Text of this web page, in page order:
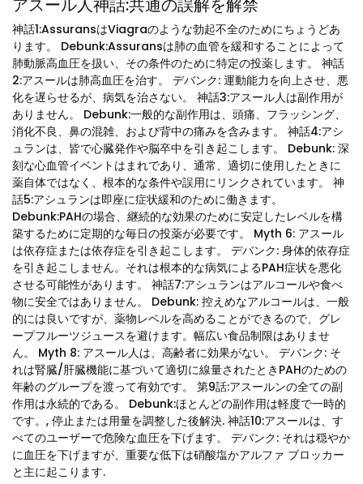
アスール人神話:共通の誤解を解禁
神話1:AssuransはViagraのような勃起不全のためにちょうどあ
ります。 Debunk:Assuransは肺の血管を緩和することによって
肺動脈高血圧を扱い、その条件のために特定の投薬します。 神話
2:アスールは肺高血圧を治す。 デバンク: 運動能力を向上させ、悪
化を遅らせるが、病気を治さない。 神話3:アスール人は副作用が
ありません。 Debunk:一般的な副作用は、頭痛、フラッシング、
消化不良、鼻の混雑、および背中の痛みを含みます。 神話4:アシ
ュランは、皆で心臓発作や脳卒中を引き起こします。 Debunk: 深
刻な心血管イベントはまれであり、通常、適切に使用したときに
薬自体ではなく、根本的な条件や誤用にリンクされています。 神
話5:アシュランは即座に症状緩和のために働きます。
Debunk:PAHの場合、継続的な効果のために安定したレベルを構
築するために定期的な毎日の投薬が必要です。 Myth 6: アスール
は依存症または依存症を引き起こします。 デバンク: 身体的依存症
を引き起こしません。それは根本的な病気によるPAH症状を悪化
させる可能性があります。 神話7:アシュランはアルコールや食べ
物に安全ではありません。 Debunk: 控えめなアルコールは、一般
的には良いですが、薬物レベルを高めることができるので、グレ
ープフルーツジュースを避けます。幅広い食品制限はありませ
ん。 Myth 8: アスール人は、高齢者に効果がない。 デバンク: そ
れは腎臓/肝臓機能に基づいて適切に線量されたときPAHのための
年齢のグループを渡って有効です。 第9話:アスールンの全ての副
作用は永続的である。 Debunk:ほとんどの副作用は軽度で一時的
です。, 停止または用量を調整した後解決. 神話10:アスールは、す
べてのユーザーで危険な血圧を下げます。 デバンク: それは穏やか
に血圧を下げますが、重要な低下は硝酸塩かアルファ ブロッカー
と主に起こります.